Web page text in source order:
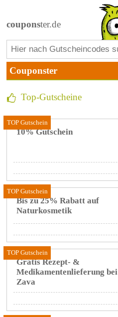
couponster.de
Top-Gutscheine
10% Gutschein
TOP Gutschein
Bis zu 25% Rabatt auf
Naturkosmetik
TOP Gutschein
Gratis Rezept- &
Medikamentenlieferung bei
Zava
TOP Gutschein